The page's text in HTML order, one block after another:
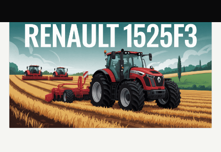
INTERVIEWS
EXCLUSIVES
DE
DESIGNERS,
DES
REPORTAGES
PHOTO
INSPIRANTS,
DES
ANALYSES
DE
NOUVEAUTÉS
ET